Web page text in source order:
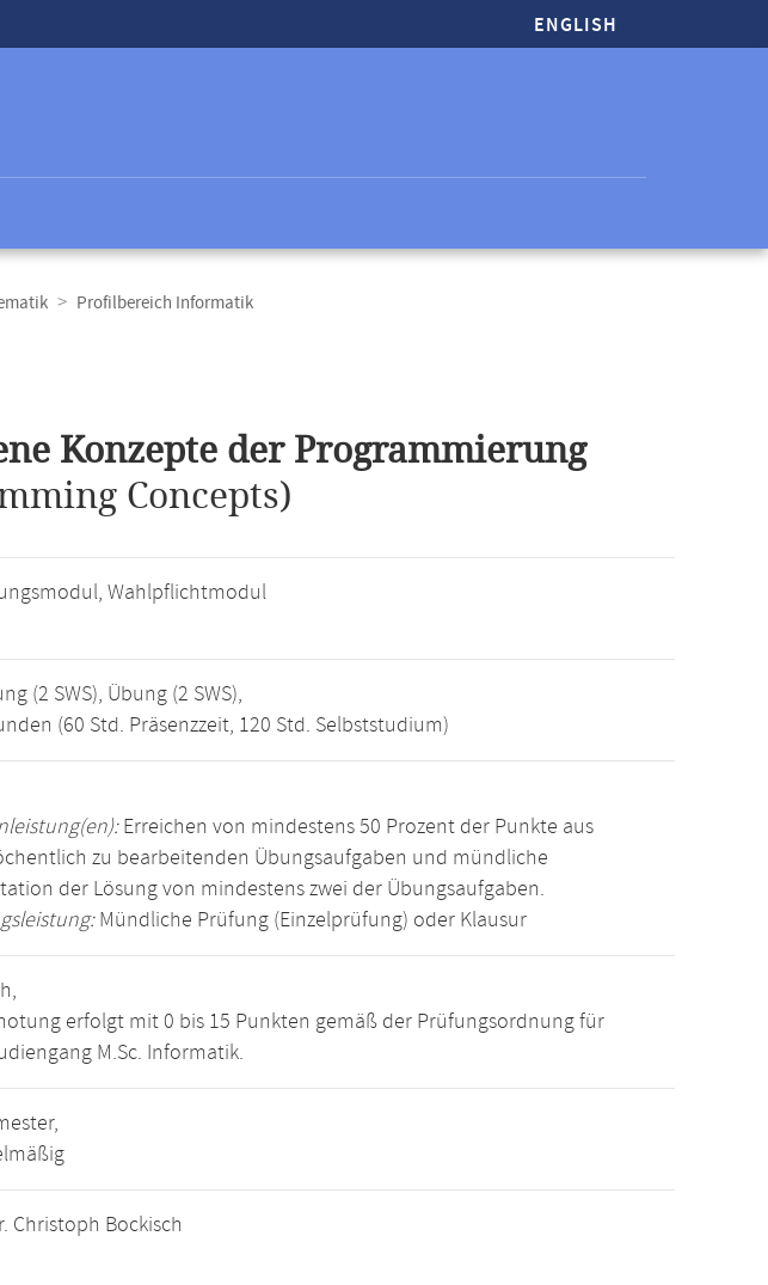
ENGLISH
Profilbereich Informatik
Konzepte der Programmierung
Concepts)
Wahlpflichtmodul
(2 SWS), Übung (2 SWS),
(60 Std. Präsenzzeit, 120 Std. Selbststudium)
Erreichen von mindestens 50 Prozent der Punkte aus
zu bearbeitenden Übungsaufgaben und mündliche
der Lösung von mindestens zwei der Übungsaufgaben.
Mündliche Prüfung (Einzelprüfung) oder Klausur
erfolgt mit 0 bis 15 Punkten gemäß der Prüfungsordnung für
M.Sc. Informatik.
Christoph Bockisch